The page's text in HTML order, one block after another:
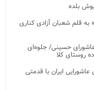
بلده
به قلم شعبان آزادی کناری
عاشورای حسینی/ جلوه‌ای
روستای کلا
ایران با قدمتی